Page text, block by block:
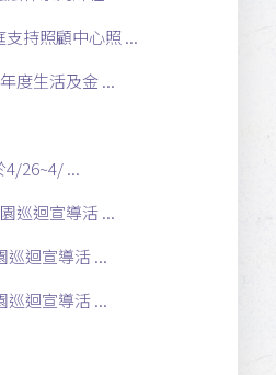
持照顧中心照 ...
度生活及金 ...
4/26~4/ ...
巡迴宣導活 ...
巡迴宣導活 ...
巡迴宣導活 ...